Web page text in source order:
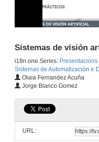
Sistemas de visión
i18n.one.Series:
Sistemas de Automatización e
Olaia Fernandez Acuña
Jorge Blanco Gomez
URL:
25
25